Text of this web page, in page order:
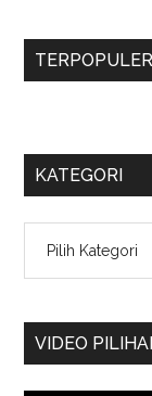
TERPOPULER
KATEGORI
VIDEO